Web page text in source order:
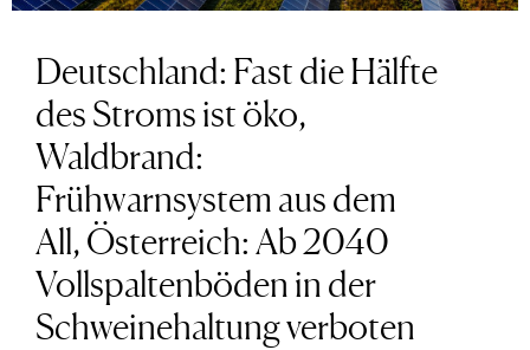
Deutschland: Fast die Hälfte
des Stroms ist öko,
Waldbrand:
Frühwarnsystem aus dem
All, Österreich: Ab 2040
Vollspaltenböden in der
Schweinehaltung verboten